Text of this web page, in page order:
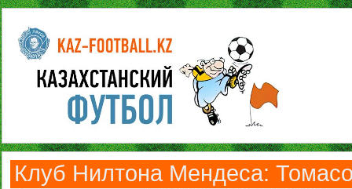
Клуб Нилтона Мендеса: